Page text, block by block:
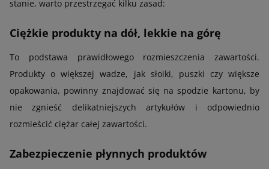
stanie, warto przestrzegać kilku zasad:
Ciężkie produkty na dół, lekkie na górę
To podstawa prawidłowego rozmieszczenia zawartości.
Produkty o większej wadze, jak słoiki, puszki czy większe
opakowania, powinny znajdować się na spodzie kartonu, by
nie zgnieść delikatniejszych artykułów i odpowiednio
rozmieścić ciężar całej zawartości.
Zabezpieczenie płynnych produktów